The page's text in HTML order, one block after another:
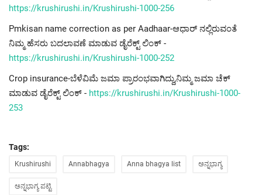
https://krushirushi.in/Krushirushi-1000-256
Pmkisan name correction as per Aadhaar-ಆಧಾರ್ ನಲ್ಲಿರುವಂತೆ
ನಿಮ್ಮ ಹೆಸರು ಬದಲಾವಣೆ ಮಾಡುವ ಡೈರೆಕ್ಟ್ ಲಿಂಕ್ -
https://krushirushi.in/Krushirushi-1000-252
Crop insurance-ಬೆಳೆವಿಮೆ ಜಮಾ ಪ್ರಾರಂಭವಾಗಿದ್ದು,ನಿಮ್ಮ ಜಮಾ ಚೆಕ್
ಮಾಡುವ ಡೈರೆಕ್ಟ್ ಲಿಂಕ್ - https://krushirushi.in/Krushirushi-1000-
253
Tags:
Krushirushi Annabhagya Anna bhagya list ಅನ್ನಭಾಗ್ಯ
ಅನ್ನಭಾಗ್ಯ ಪಟ್ಟಿ